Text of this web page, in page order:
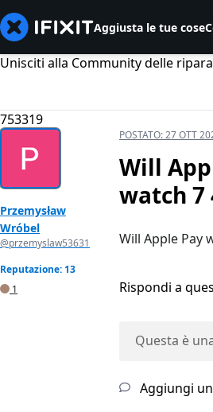
Aggiusta le tue cose
Unisciti alla Community delle
753319
Przemysław
Wróbel
@przemyslaw53631
Reputazione: 13
1
POSTATO:27 OTT
Will
watch 7
Will Apple Pay
Rispondi a
Questa è
Aggiungi